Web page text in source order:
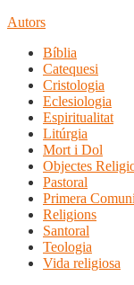
Autors
Bíblia
Catequesi
Cristologia
Eclesiologia
Espiritualitat
Litúrgia
Mort i Dol
Objectes
Pastoral
Primera
Religions
Santoral
Teologia
Vida religiosa